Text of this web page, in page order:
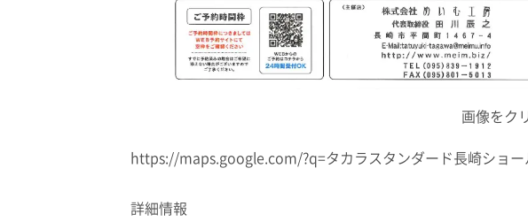
画像をク
https://maps.google.com/?q=タカラスタンダード長崎ショー
詳細情報